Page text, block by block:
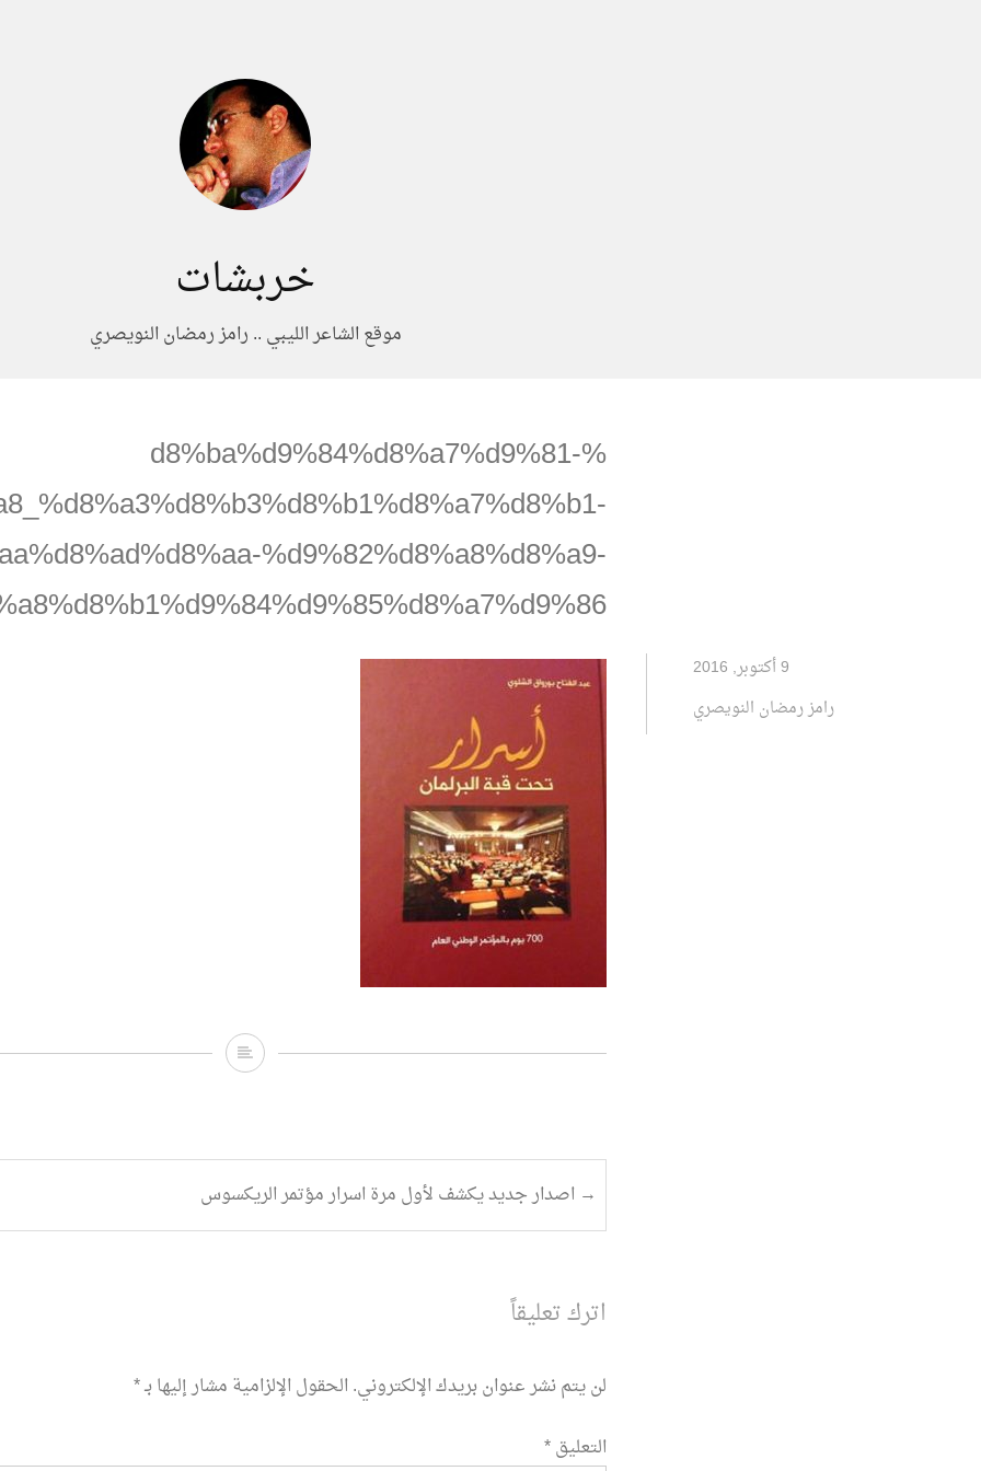
خربشات
موقع الشاعر الليبي .. رامز رمضان النويصري
%d8%ba%d9%84%d8%a7%d9%81-
%d9%82%d8%a8%d8%a9-
9 أكتوبر, 2016
رامز رمضان النويصري
%d9%82%d8%a8%d8%a9-
تصفح
المقالة
→ اصدار جديد يكشف لأول مرة اسرار مؤتمر الريكسوس
اترك تعليقاً
لن يتم نشر عنوان بريدك الإلكتروني. الحقول الإلزامية مشار إليها بـ*
التعليق*